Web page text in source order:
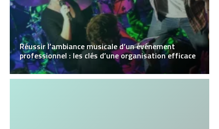
Réussir l’ambiance musicale d’un événement
professionnel : les clés d’une organisation efficace